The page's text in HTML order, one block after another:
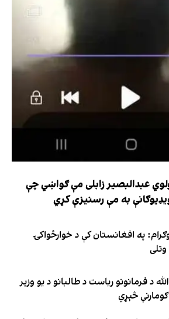
عبدالبصیر زابلی مې ګواښي چې
به مې رسنیزې کړي
په افغانستان کې د خوارځواکۍ
د فرمانونو ریاست د طالبانو د یو وزیر
څېړي